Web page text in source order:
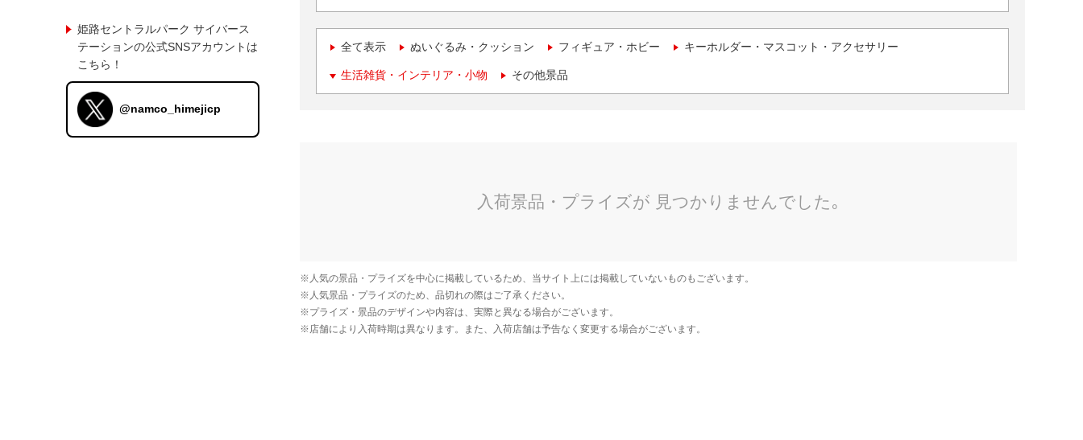
全て表示 ぬいぐるみ・クッション フィギュア・ホビー キーホルダー・マスコット・アクセサリー
生活雑貨・インテリア・小物 その他景品
姫路セントラルパーク サイバース
テーションの公式SNSアカウントは
こちら！
@namco_himejicp